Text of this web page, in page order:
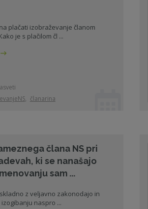
plačati izobraževanje članom
je s plačilom čl ...
, članarina
člana NS pri
ki se nanašajo
sam ...
z veljavno zakonodajo in
naspro ...